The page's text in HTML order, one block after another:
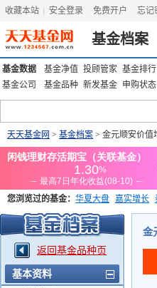
收藏本站 安全登录 免费开户 忘记
基金档案
基金数据 基金净值 投顾管家 基金排行
基金公司
基金品种 新发基金 申购状态
天天基金网 > 基金档案 > 金元顺安价值
您浏览过的基金： 华夏大盘 嘉实增长
添富优势 华安宏利 上证180价值ETF
返回基金品种页
基本资料
金